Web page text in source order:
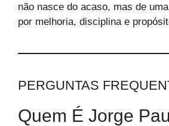
não nasce do acaso, mas de
por melhoria, disciplina e
PERGUNTAS
Quem É Jorge